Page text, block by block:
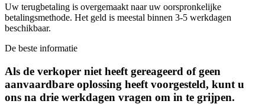
Uw terugbetaling is overgemaakt naar uw oorspronkelijke
betalingsmethode. Het geld is meestal binnen 3-5 werkdagen
beschikbaar.
De beste informatie
Als de verkoper niet heeft gereageerd of geen
aanvaardbare oplossing heeft voorgesteld, kunt u
ons na drie werkdagen vragen om in te grijpen.